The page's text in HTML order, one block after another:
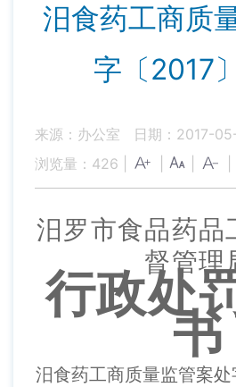
汨食药工商质
字〔2017
来源：办公室
日期：2017-
浏览量： 426
汨罗市食品药品
督管理
行政处
书
汨食药工商质量监管案处